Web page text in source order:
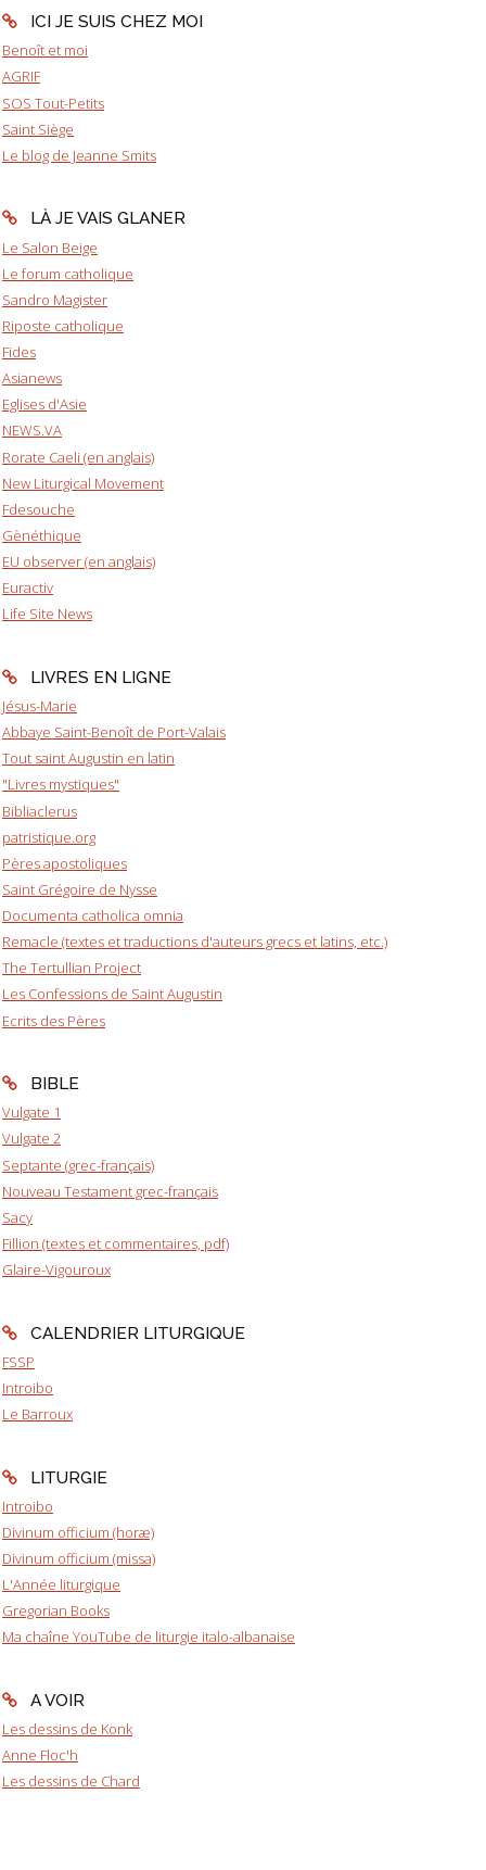
ICI JE SUIS CHEZ MOI
Benoît et moi
AGRIF
SOS Tout-Petits
Saint Siège
Le blog de Jeanne Smits
LÀ JE VAIS GLANER
Le Salon Beige
Le forum catholique
Sandro Magister
Riposte catholique
Fides
Asianews
Eglises d'Asie
NEWS.VA
Rorate Caeli (en anglais)
New Liturgical Movement
Fdesouche
Gènéthique
EU observer (en anglais)
Euractiv
Life Site News
LIVRES EN LIGNE
Jésus-Marie
Abbaye Saint-Benoît de Port-Valais
Tout saint Augustin en latin
"Livres mystiques"
Bibliaclerus
patristique.org
Pères apostoliques
Saint Grégoire de Nysse
Documenta catholica omnia
Remacle (textes et traductions d'auteurs grecs et latins, etc.)
The Tertullian Project
Les Confessions de Saint Augustin
Ecrits des Pères
BIBLE
Vulgate 1
Vulgate 2
Septante (grec-français)
Nouveau Testament grec-français
Sacy
Fillion (textes et commentaires, pdf)
Glaire-Vigouroux
CALENDRIER LITURGIQUE
FSSP
Introibo
Le Barroux
LITURGIE
Introibo
Divinum officium (horæ)
Divinum officium (missa)
L'Année liturgique
Gregorian Books
Ma chaîne YouTube de liturgie italo-albanaise
A VOIR
Les dessins de Konk
Anne Floc'h
Les dessins de Chard